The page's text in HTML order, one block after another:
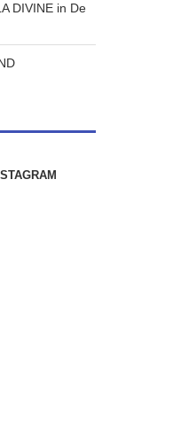
DIVINE in De